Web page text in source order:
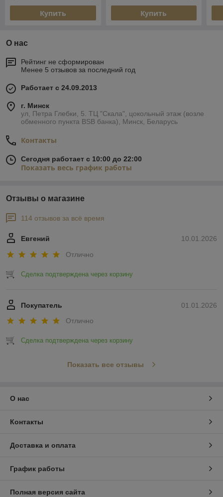
Купить Купить
О нас
Рейтинг не сформирован
Менее 5 отзывов за последний год
Работает с 24.09.2013
г. Минск
ул, Петра Глебки, 5. ТЦ "Скала", цокольный этаж (возле
обменного пункта BSB банка), Минск, Беларусь
Контакты
Сегодня работает с 10:00 до 22:00
Показать весь график работы
Отзывы о магазине
114 отзывов за всё время
10.01.2026
Евгений
Отлично
Сделка подтверждена через корзину
01.01.2026
Покупатель
Отлично
Сделка подтверждена через корзину
Показать все отзывы
О нас
Контакты
Доставка и оплата
График работы
Полная версия сайта